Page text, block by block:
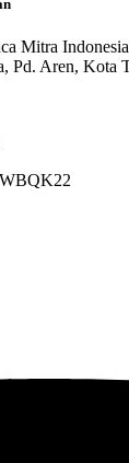
Mitra
Pd. Aren, Kota